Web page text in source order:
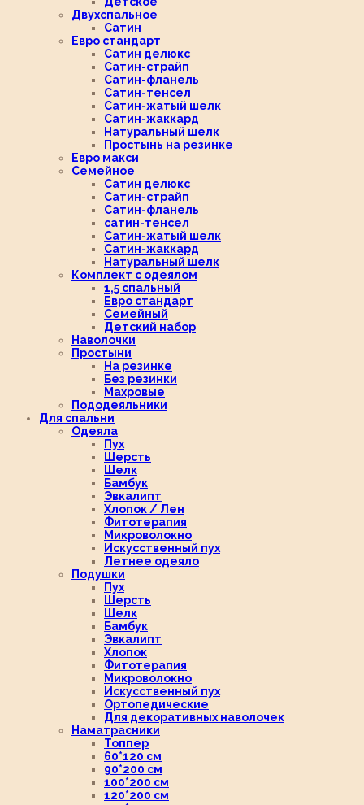
Двухспальное
Сатин
Евро стандарт
Сатин делюкс
Сатин-страйп
Сатин-фланель
Сатин-тенсел
Сатин-жатый шелк
Сатин-жаккард
Натуральный шелк
Простынь на резинке
Евро макси
Семейное
Сатин делюкс
Сатин-страйп
Сатин-фланель
сатин-тенсел
Сатин-жатый шелк
Сатин-жаккард
Натуральный шелк
Комплект с одеялом
1,5 спальный
Евро стандарт
Семейный
Детский набор
Наволочки
Простыни
На резинке
Без резинки
Махровые
Пододеяльники
Для спальни
Одеяла
Пух
Шерсть
Шелк
Бамбук
Эвкалипт
Хлопок / Лен
Фитотерапия
Микроволокно
Искусственный пух
Летнее одеяло
Подушки
Пух
Шерсть
Шелк
Бамбук
Эвкалипт
Хлопок
Фитотерапия
Микроволокно
Искусственный пух
Ортопедические
Для декоративных наволочек
Наматрасники
Топпер
60*120 см
90*200 см
100*200 см
120*200 см